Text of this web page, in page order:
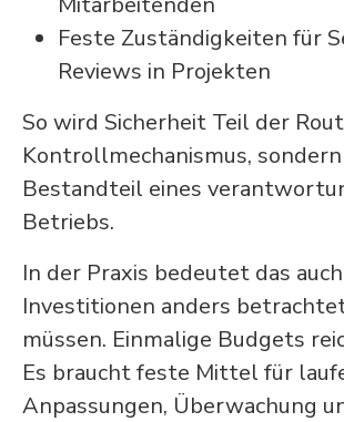
Feste Zuständigkeiten für
Reviews in Projekten
So wird Sicherheit Teil der
Kontrollmechanismus,
Bestandteil eines
Betriebs.
In der Praxis bedeutet das
Investitionen anders
müssen. Einmalige Budgets
Es braucht feste Mittel für
Anpassungen, Überwachung